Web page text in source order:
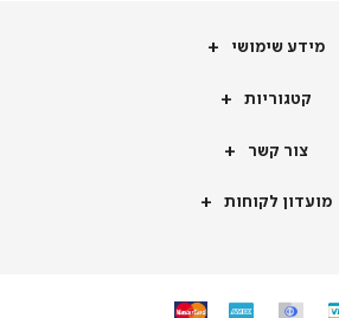
מידע שימושי
קטגוריות
צור קשר
מועדון לקוחות